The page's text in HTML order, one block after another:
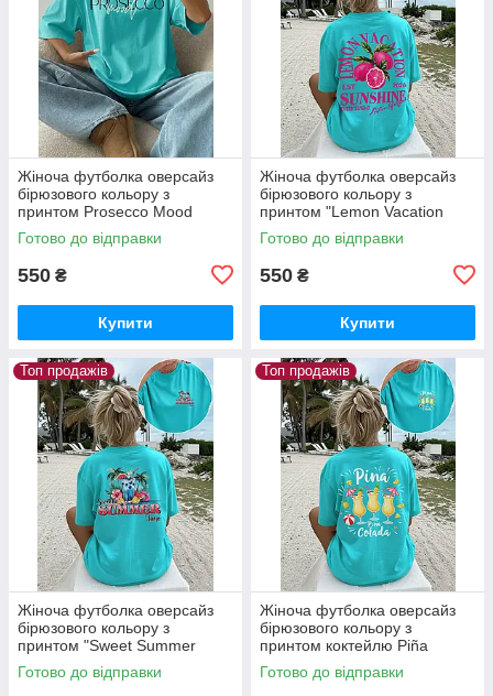
Жіноча футболка оверсайз
бірюзового кольору з
принтом Prosecco Mood
Готово до відправки
550 ₴
Купити
Жіноча футболка оверсайз
бірюзового кольору з
принтом "Lemon Vacation
Sunshine"
Готово до відправки
550 ₴
Купити
Топ продажів
Жіноча футболка оверсайз
бірюзового кольору з
принтом "Sweet Summer
Time"
Готово до відправки
Топ продажів
Жіноча футболка оверсайз
бірюзового кольору з
принтом коктейлю Piña
Colada
Готово до відправки